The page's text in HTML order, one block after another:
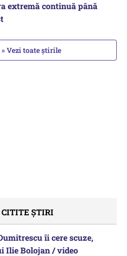
extremă continuă până
» Vezi toate știrile
ȘTIRI
îi cere scuze,
Ilie Bolojan / video